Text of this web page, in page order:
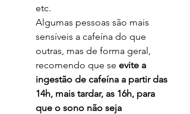
etc.
Algumas pessoas são mais
sensíveis a cafeína do que
outras, mas de forma geral,
recomendo que se evite a
ingestão de cafeína a partir das
14h, mais tardar, as 16h, para
que o sono não seja